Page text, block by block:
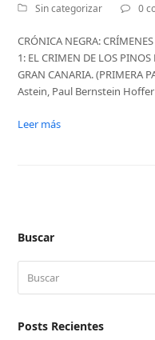
Sin categorizar
0
CRÓNICA NEGRA:
1: EL CRIMEN DE LOS PINOS
GRAN CANARIA. (PRIMERA
Astein, Paul Bernstein
Leer más
Buscar
Posts Recientes